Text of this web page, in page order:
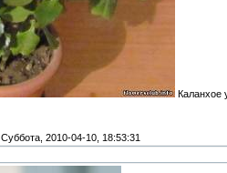
Каланхое
Суббота, 2010-04-10, 18:53:31